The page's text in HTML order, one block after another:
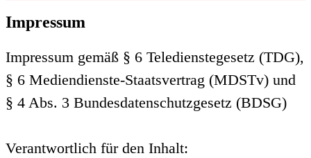
Impressum
Impressum gemäß § 6 Teledienstegesetz (TDG),
§ 6 Mediendienste-Staatsvertrag (MDSTv) und
§ 4 Abs. 3 Bundesdatenschutzgesetz (BDSG)
Verantwortlich für den Inhalt: